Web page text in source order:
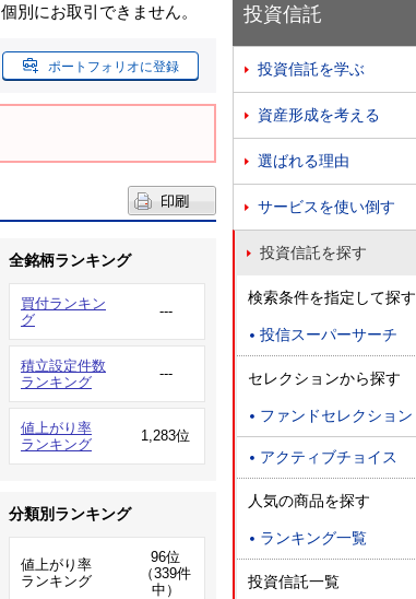
別にお取引できません。
ポートフォリオに登録
全銘柄ランキング
買付ランキン
グ
---
積立設定件数
ランキング
---
値上がり率
ランキング
1,283位
分類別ランキング
値上がり率
ランキング
96位
（339件
中）
投資信託
 投資信託を学ぶ
 資産形成を考える
 選ばれる理由
 サービスを使い倒す
 投資信託を探す
検索条件を指定して探す
 投信スーパーサーチ
セレクションから探す
 ファンドセレクション
 アクティブチョイス
人気の商品を探す
 ランキング一覧
投資信託一覧